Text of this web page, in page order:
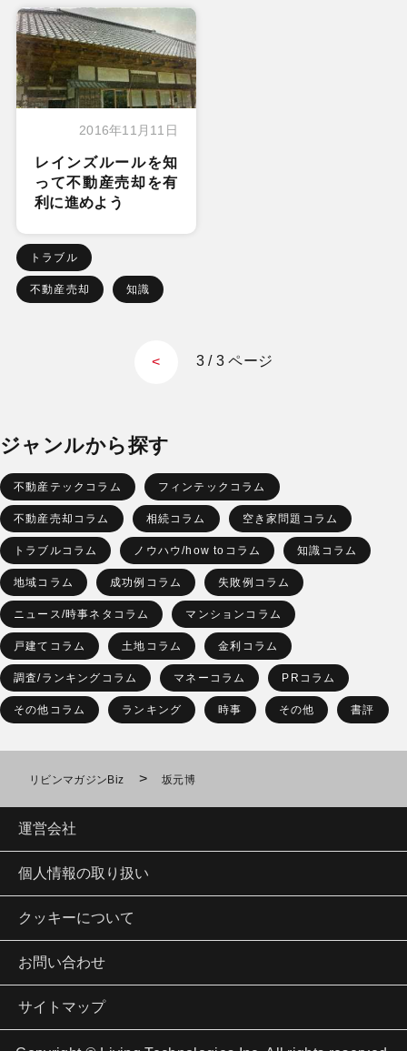
2016年11月11日
レインズルールを知
って不動産売却を有
利に進めよう
トラブル
不動産売却 知識
< 3 / 3 ページ
ジャンルから探す
不動産テックコラム フィンテックコラム
不動産売却コラム 相続コラム 空き家問題コラム
トラブルコラム ノウハウ/how toコラム 知識コラム
地域コラム 成功例コラム 失敗例コラム
ニュース/時事ネタコラム マンションコラム
戸建てコラム 土地コラム 金利コラム
調査/ランキングコラム マネーコラム PRコラム
その他コラム ランキング 時事 その他 書評
リビンマガジンBiz > 坂元博
運営会社
個人情報の取り扱い
クッキーについて
お問い合わせ
サイトマップ